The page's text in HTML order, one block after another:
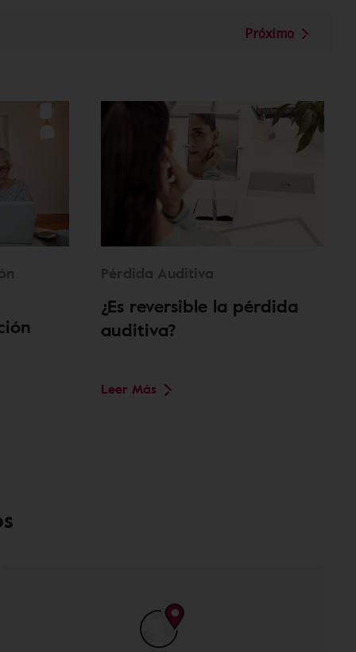
Próximo
Pérdida Auditiva
¿Es reversible la pérdida
auditiva?
Leer Más